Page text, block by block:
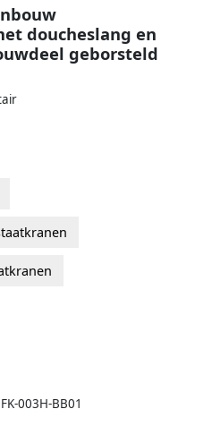
doucheslang en
geborsteld
FK-003H-BB01